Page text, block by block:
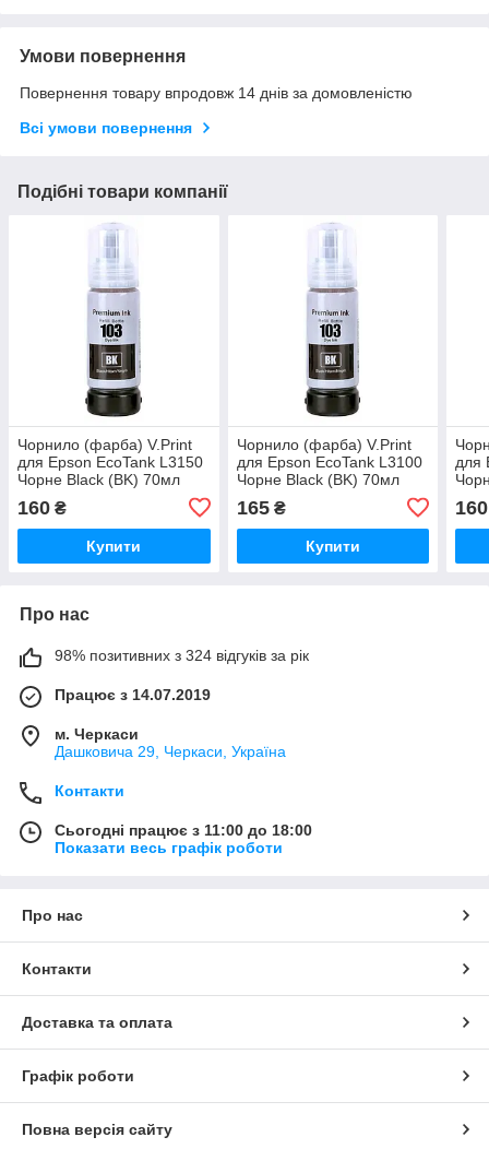
Умови повернення
Повернення товару впродовж 14 днів за домовленістю
Всі умови повернення
Подібні товари компанії
Чорнило (фарба) V.Print
для Epson EcoTank L3150
Чорне Black (BK) 70мл
160 ₴
Купити
Чорнило (фарба) V.Print
для Epson EcoTank L3100
Чорне Black (BK) 70мл
165₴
Купити
для
160
Про нас
98% позитивних з 324 відгуків за рік
Працює з 14.07.2019
м. Черкаси
Дашковича 29, Черкаси, Україна
Контакти
Сьогодні працює з 11:00 до 18:00
Показати весь графік роботи
Про нас
Контакти
Доставка та оплата
Графік роботи
Повна версія сайту